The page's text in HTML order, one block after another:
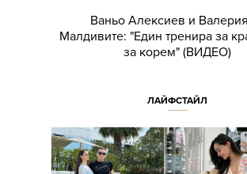
Ваньо Алексиев и
Малдивите: "Един тренира за
за корем" (ВИДЕО)
ЛАЙФСТАЙЛ